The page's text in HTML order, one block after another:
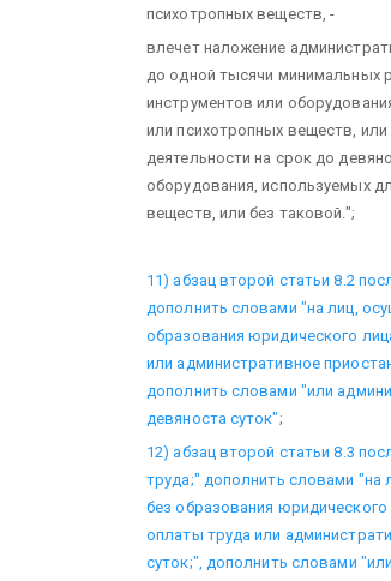
психотропных веществ, -
влечет наложение
до одной тысячи минимальных
инструментов или
или психотропных веществ,
деятельности на срок до
оборудования, используемых
веществ, или без таковой.";
11) абзац второй статьи 8.2
дополнить словами "на лиц,
образования юридического
или административное
дополнить словами "или
девяноста суток";
12) абзац второй статьи 8.3
труда;" дополнить словами "на
без образования
оплаты труда или
суток;", дополнить словами